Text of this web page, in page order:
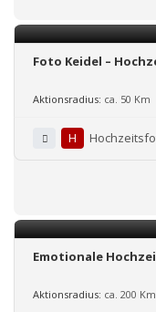
Foto Keidel –
Aktionsradius: ca. 50 Km
H
Emotionale
Aktionsradius: ca. 200 Km